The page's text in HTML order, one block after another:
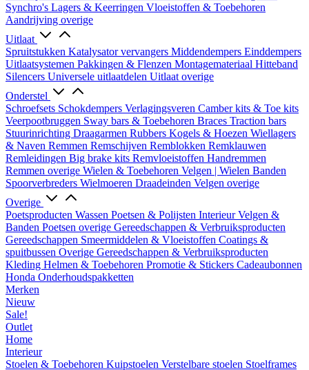
Synchro's Lagers & Keerringen Vloeistoffen & Toebehoren
Aandrijving overige
Uitlaat
Spruitstukken Katalysator vervangers Middendempers Einddempers
Uitlaatsystemen Pakkingen & Flenzen Montagemateriaal Hitteband
Silencers Universele uitlaatdelen Uitlaat overige
Onderstel
Schroefsets Schokdempers Verlagingsveren Camber kits & Toe kits
Veerpootbruggen Sway bars & Toebehoren Braces Traction bars
Stuurinrichting Draagarmen Rubbers Kogels & Hoezen Wiellagers
& Naven Remmen Remschijven Remblokken Remklauwen
Remleidingen Big brake kits Remvloeistoffen Handremmen
Remmen overige Wielen & Toebehoren Velgen | Wielen Banden
Spoorverbreders Wielmoeren Draadeinden Velgen overige
Overige
Poetsproducten Wassen Poetsen & Polijsten InterieurVelgen &
Banden Poetsen overige Gereedschappen & Verbruiksproducten
Gereedschappen Smeermiddelen & Vloeistoffen Coatings &
spuitbussen Overige Gereedschappen & Verbruiksproducten
Kleding Helmen & Toebehoren Promotie & Stickers Cadeaubonnen
Honda Onderhoudspakketten
Merken
Nieuw
Sale!
Outlet
Home
Interieur
Stoelen & Toebehoren Kuipstoelen Verstelbare stoelen Stoelframes